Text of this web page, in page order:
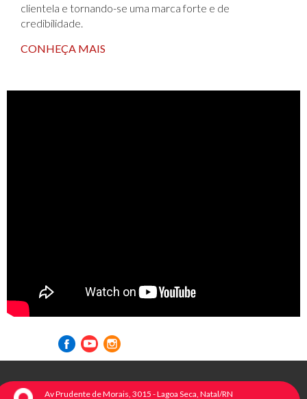
clientela e tornando-se uma marca forte e de
credibilidade.
CONHEÇA MAIS
Av Prudente de Morais, 3015 - Lagoa Seca, Natal/RN